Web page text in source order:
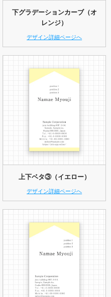
下グラデーションカーブ（オ
レンジ）
デザイン詳細ページへ
上下ベタ③（イエロー）
デザイン詳細ページへ